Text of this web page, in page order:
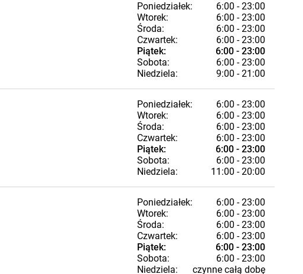
Poniedziałek:
6:00 - 23:00
Wtorek:
6:00 - 23:00
Środa:
6:00 - 23:00
Czwartek:
6:00 - 23:00
Piątek:
6:00 - 23:00
Sobota:
6:00 - 23:00
Niedziela:
9:00 - 21:00
Poniedziałek:
6:00 - 23:00
Wtorek:
6:00 - 23:00
Środa:
6:00 - 23:00
Czwartek:
6:00 - 23:00
Piątek:
6:00 - 23:00
Sobota:
6:00 - 23:00
Niedziela:
11:00 - 20:00
Poniedziałek:
6:00 - 23:00
Wtorek:
6:00 - 23:00
Środa:
6:00 - 23:00
Czwartek:
6:00 - 23:00
Piątek:
6:00 - 23:00
Sobota:
6:00 - 23:00
Niedziela:
czynne całą dobę